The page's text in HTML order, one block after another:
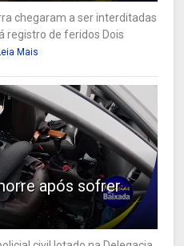
chegaram a ser interditadas
registro de feridos Dois
Mais
após sofrer